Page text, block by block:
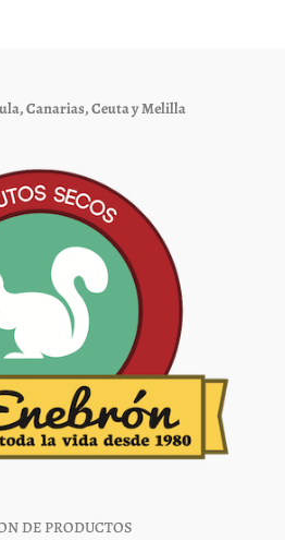
Canarias, Ceuta y Melilla
DE PRODUCTOS